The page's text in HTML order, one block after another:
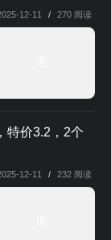
12-11 / 270 阅读
特价3.2，2个
12-11 / 232 阅读